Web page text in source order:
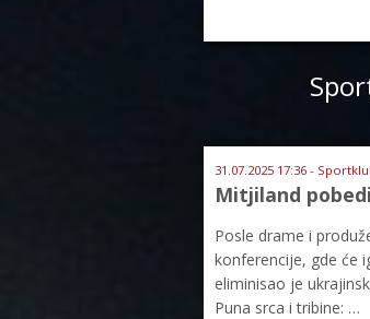
31.07.2025 17:36 -
Mitjiland
Posle drame i
konferencije, gde će
eliminisao je
Puna srca i tribine: …